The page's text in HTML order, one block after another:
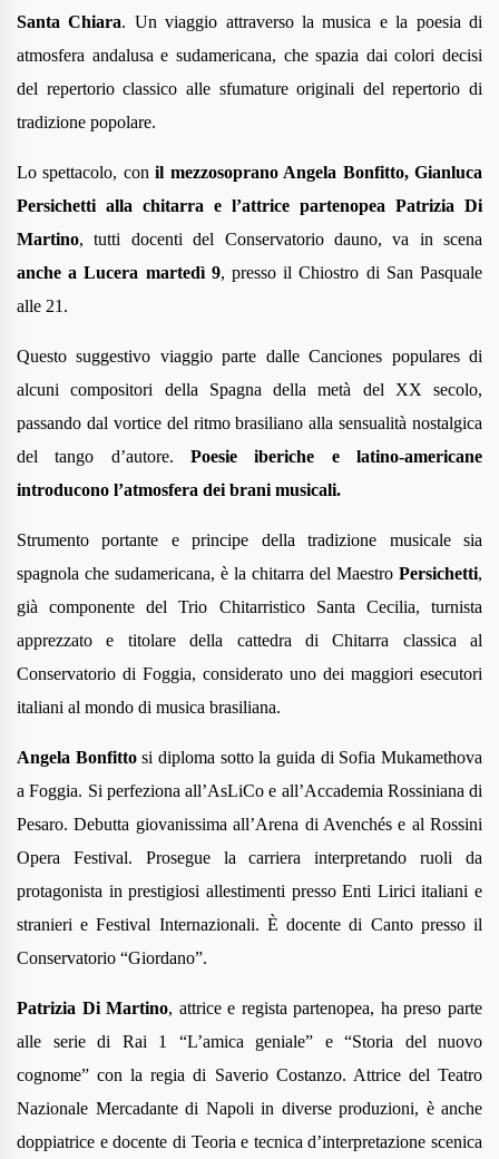
Santa Chiara. Un viaggio attraverso la musica e la poesia di
atmosfera andalusa e sudamericana, che spazia dai colori decisi
del repertorio classico alle sfumature originali del repertorio di
tradizione popolare.
Lo spettacolo, conil mezzosoprano Angela Bonfitto, Gianluca
Persichetti alla chitarra e l’attrice partenopea Patrizia Di
Martino, tutti docenti del Conservatorio dauno, va in scena
anche a Lucera martedì 9, presso il Chiostro di San Pasquale
alle 21.
Questo suggestivo viaggio parte dalle Canciones populares di
alcuni compositori della Spagna della metà del XX secolo,
passando dal vortice del ritmo brasiliano alla sensualità nostalgica
del tango d’autore. Poesie iberiche e latino-americane
introducono l’atmosfera dei brani musicali.
Strumento portante e principe della tradizione musicale sia
spagnola che sudamericana, è la chitarra del Maestro Persichetti,
già componente del Trio Chitarristico Santa Cecilia, turnista
apprezzato e titolare della cattedra di Chitarra classica al
Conservatorio di Foggia, considerato uno dei maggiori esecutori
italiani al mondo di musica brasiliana.
Angela Bonfittosi diploma sotto la guida di Sofia Mukamethova
a Foggia. Si perfeziona all’AsLiCo e all’Accademia Rossiniana di
Pesaro. Debutta giovanissima all’Arena di Avenchés e al Rossini
Opera Festival. Prosegue la carriera interpretando ruoli da
protagonista in prestigiosi allestimenti presso Enti Lirici italiani e
stranieri e Festival Internazionali. È docente di Canto presso il
Conservatorio “Giordano”.
Patrizia Di Martino, attrice e regista partenopea, ha preso parte
alle serie di Rai 1 “L’amica geniale” e “Storia del nuovo
cognome” con la regia di Saverio Costanzo. Attrice del Teatro
Nazionale Mercadante di Napoli in diverse produzioni, è anche
doppiatrice e docente di Teoria e tecnica d’interpretazione scenica